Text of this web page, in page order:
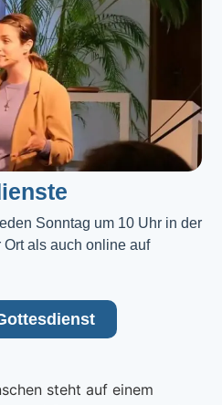
Sonntag um 10 Uhr in der
als auch online auf